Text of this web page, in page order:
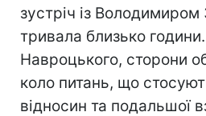
зустріч із
тривала близько
Навроцького, сторони
коло питань, що
відносин та подальшої